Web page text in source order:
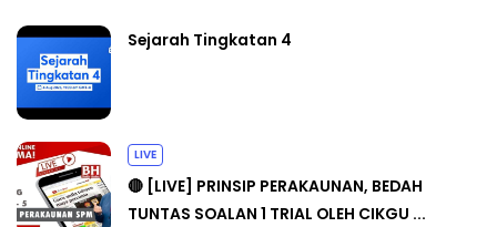
Sejarah Tingkatan 4
LIVE
🔴 [LIVE] PRINSIP PERAKAUNAN, BEDAH
TUNTAS SOALAN 1 TRIAL OLEH CIKGU ...